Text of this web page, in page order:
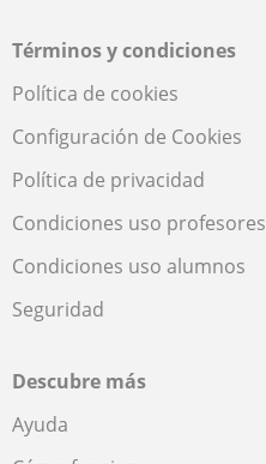
Términos y condiciones
Política de cookies
Configuración de Cookies
Política de privacidad
Condiciones uso profesores
Condiciones uso alumnos
Seguridad
Descubre más
Ayuda